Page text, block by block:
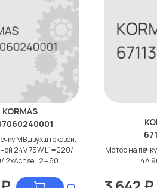
KORMAS
МВ двухштоковой,
24V 75W L1=220/
2xAchse L2=60
Мотор на
4A